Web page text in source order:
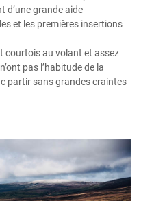
d’une grande aide
et les premières insertions
courtois au volant et assez
pas l’habitude de la
partir sans grandes craintes